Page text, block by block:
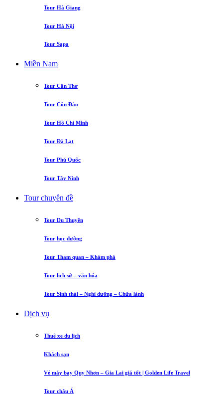
Tour Hà Giang
Tour Hà Nội
Tour Sapa
Miền Nam
Tour Cần Thơ
Tour Côn Đảo
Tour Hồ Chí Minh
Tour Đà Lạt
Tour Phú Quốc
Tour Tây Ninh
Tour chuyên đề
Tour Du Thuyền
Tour học đường
Tour Tham quan – Khám phá
Tour lịch sử – văn hóa
Tour Sinh thái – Nghỉ dưỡng – Chữa lành
Dịch vụ
Thuê xe du lịch
Khách sạn
Vé máy bay Quy Nhơn – Gia Lai giá tốt | Golden Life Travel
Tour châu Á